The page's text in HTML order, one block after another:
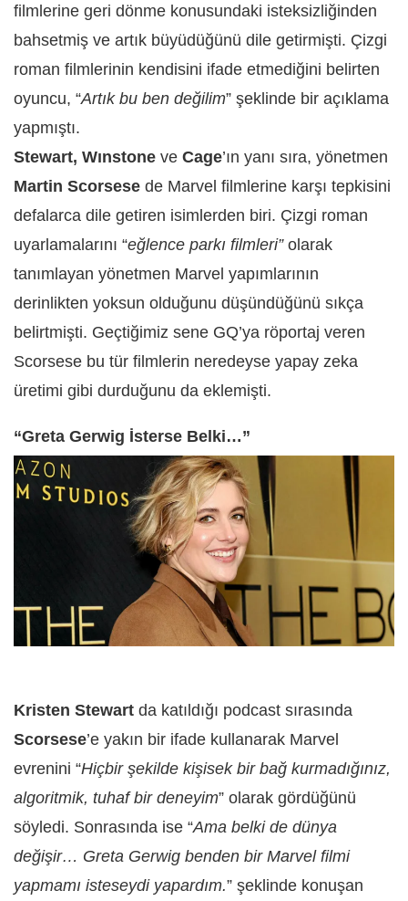
filmlerine geri dönme konusundaki isteksizliğinden
bahsetmiş ve artık büyüdüğünü dile getirmişti. Çizgi
roman filmlerinin kendisini ifade etmediğini belirten
oyuncu, “Artık bu ben değilim” şeklinde bir açıklama
yapmıştı.
Stewart, Wınstone ve Cage’ın yanı sıra, yönetmen
Martin Scorsese de Marvel filmlerine karşı tepkisini
defalarca dile getiren isimlerden biri. Çizgi roman
uyarlamalarını “eğlence parkı filmleri”olarak
tanımlayan yönetmen Marvel yapımlarının
derinlikten yoksun olduğunu düşündüğünü sıkça
belirtmişti. Geçtiğimiz sene GQ’ya röportaj veren
Scorsese bu tür filmlerin neredeyse yapay zeka
üretimi gibi durduğunu da eklemişti.
“Greta Gerwig İsterse Belki…”
Kristen Stewart da katıldığı podcast sırasında
Scorsese’e yakın bir ifade kullanarak Marvel
evrenini “Hiçbir şekilde kişisek bir bağ kurmadığınız,
algoritmik, tuhaf bir deneyim” olarak gördüğünü
söyledi. Sonrasında ise “Ama belki de dünya
değişir… Greta Gerwig benden bir Marvel filmi
yapmamı isteseydi yapardım.” şeklinde konuşan